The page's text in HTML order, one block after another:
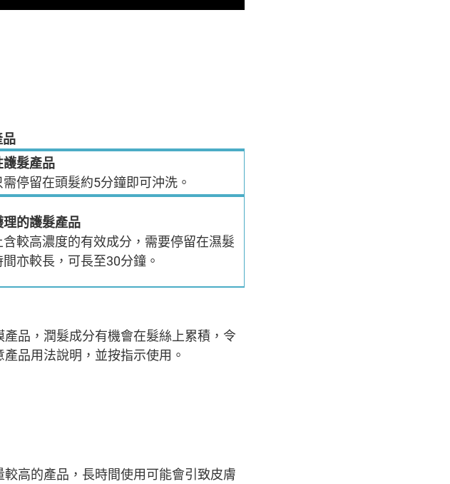
護髮產品
停留在頭髮約5分鐘即可沖洗。
的護髮產品
較高濃度的有效成分，需要停留在濕髮
亦較長，可長至30分鐘。
品，潤髮成分有機會在髮絲上累積，令
品用法說明，並按指示使用。
高的產品，長時間使用可能會引致皮膚